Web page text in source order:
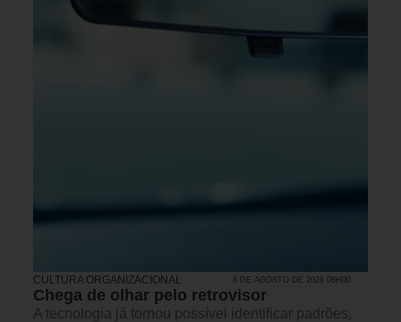
CULTURA ORGANIZACIONAL 8 DE AGOSTO DE 2026 08H00
Chega de olhar pelo retrovisor
A tecnologia já tornou possível identificar padrões,